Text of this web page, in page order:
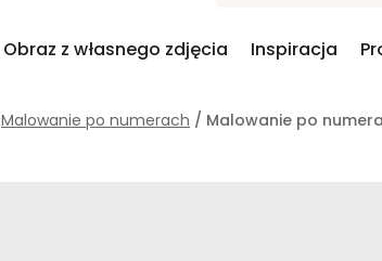
Obraz z własnego zdjęcia Inspiracja
Malowanie po numerach / Malowanie po